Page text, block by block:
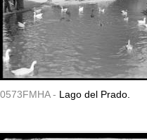
0573FMHA - Lago del Prado.